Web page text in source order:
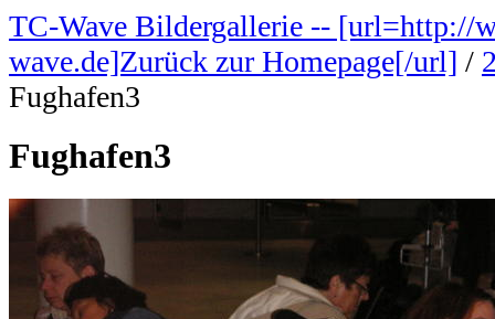
TC-Wave Bildergallerie -- [url=http://
wave.de]Zurück zur Homepage[/url] /
Fughafen3
Fughafen3